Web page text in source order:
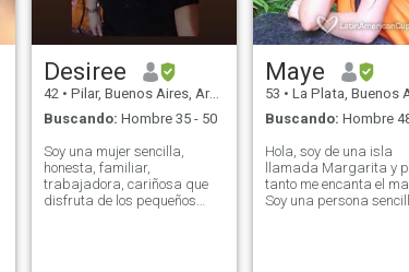
Desiree
42 • Pilar, Buenos Aires, Argentina
Buscando: Hombre 35 - 50
Soy una mujer sencilla,
honesta, familiar,
trabajadora, cariñosa que
disfruta de los pequeños
Maye
53 • La Plata, Buenos Aires,
Buscando: Hombre
Hola, soy de una isla
llamada Margarita y
tanto me encanta el
Soy una persona